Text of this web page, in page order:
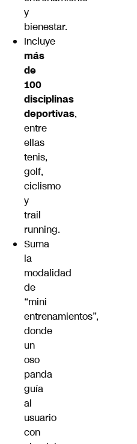
y
bienestar.
Incluye
más
de
100
disciplinas
deportivas,
entre
ellas
tenis,
golf,
ciclismo
y
trail
running.
Suma
la
modalidad
de
“mini
entrenamientos”,
donde
un
oso
panda
guía
al
usuario
con